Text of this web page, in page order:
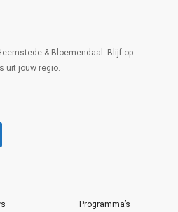
& Bloemendaal. Blijf op
uit jouw regio.
Programma’s